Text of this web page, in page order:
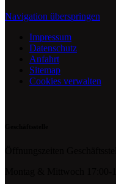
Navigation überspringen
Impressum
Datenschutz
Anfahrt
Sitemap
Cookies verwalten